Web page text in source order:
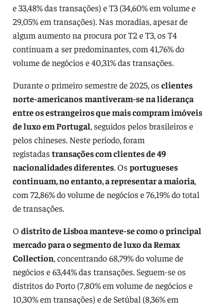
e 33,48% das transações) e T3 (34,60% em volume e
29,05% em transações). Nas moradias, apesar de
algum aumento na procura por T2 e T3, os T4
continuam a ser predominantes, com 41,76% do
volume de negócios e 40,31% das transações.
Durante o primeiro semestre de 2025, os clientes
norte-americanosmantiveram-se na liderança
entre os estrangeiros que mais compram imóveis
de luxo em Portugal, seguidos pelos brasileiros e
pelos chineses. Neste período, foram
registadas transações com clientes de 49
nacionalidades diferentes. Os portugueses
continuam, no entanto, a representar a maioria,
com 72,86% do volume de negócios e 76,19% do total
de transações.
O distrito de Lisboa manteve-se como o principal
mercado para o segmento de luxo da Remax
Collection, concentrando 68,79% do volume de
negócios e 63,44% das transações. Seguem-se os
distritos do Porto (7,80% em volume de negócios e
10,30% em transações) e de Setúbal (8,36% em